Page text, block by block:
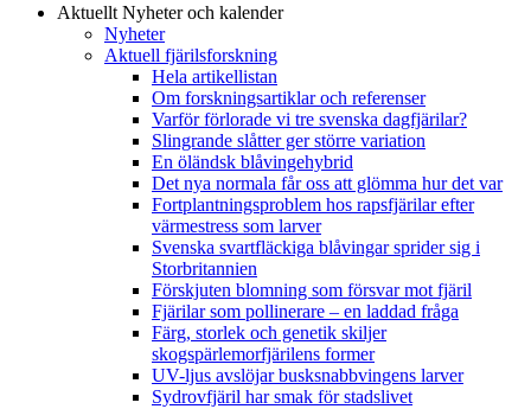
Aktuellt Nyheter och kalender
Nyheter
Aktuell fjärilsforskning
Hela artikellistan
Om forskningsartiklar och referenser
Varför förlorade vi tre svenska dagfjärilar?
Slingrande slåtter ger större variation
En öländsk blåvingehybrid
Det nya normala får oss att glömma hur det var
Fortplantningsproblem hos rapsfjärilar efter
värmestress som larver
Svenska svartfläckiga blåvingar sprider sig i
Storbritannien
Förskjuten blomning som försvar mot fjäril
Fjärilar som pollinerare – en laddad fråga
Färg, storlek och genetik skiljer
skogspärlemorfjärilens former
UV-ljus avslöjar busksnabbvingens larver
Sydrovfjäril har smak för stadslivet